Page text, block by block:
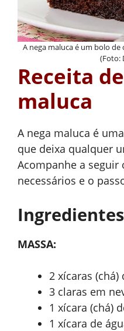
A nega maluca é um bolo
(Foto:
Receita
maluca
A nega maluca é
que deixa qualquer
Acompanhe a seguir
necessários e o
MASSA:
2 xícaras
3 claras em
1 xícara (chá)
1 xícara de